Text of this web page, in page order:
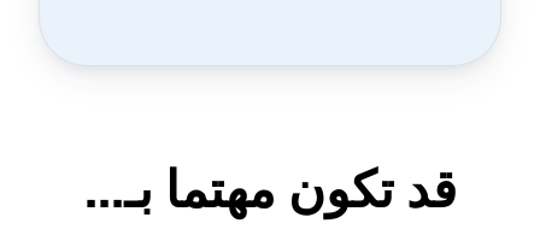
قد تكون مهتما بـ...